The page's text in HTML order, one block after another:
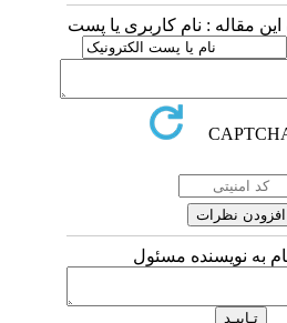
مقاله : نام کاربری یا پست
به نویسنده مسئول